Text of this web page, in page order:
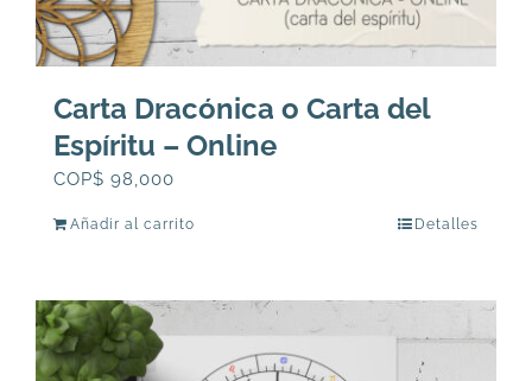
Carta Dracónica o Carta del
Espíritu – Online
COP$ 98,000
Añadir al carrito Detalles